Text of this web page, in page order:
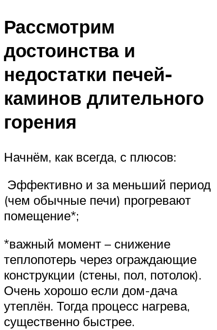
Рассмотрим
достоинства и
недостатки печей-
каминов длительного
горения
Начнём, как всегда, с плюсов:
Эффективно и за меньший период
(чем обычные печи) прогревают
помещение*;
*важный момент – снижение
теплопотерь через ограждающие
конструкции (стены, пол, потолок).
Очень хорошо если дом-дача
утеплён. Тогда процесс нагрева,
существенно быстрее.